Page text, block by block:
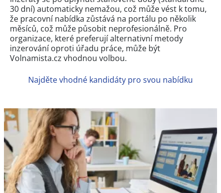
30 dní) automaticky nemažou, což může vést k tomu,
že pracovní nabídka zůstává na portálu po několik
měsíců, což může působit neprofesionálně. Pro
organizace, které preferují alternativní metody
inzerování oproti úřadu práce, může být
Volnamista.cz vhodnou volbou.
Najděte vhodné kandidáty pro svou nabídku